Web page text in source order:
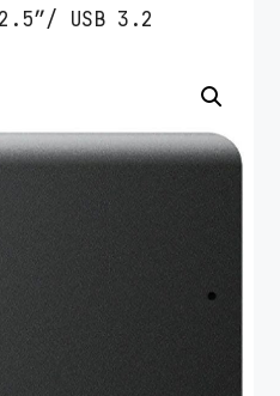
USB 3.2